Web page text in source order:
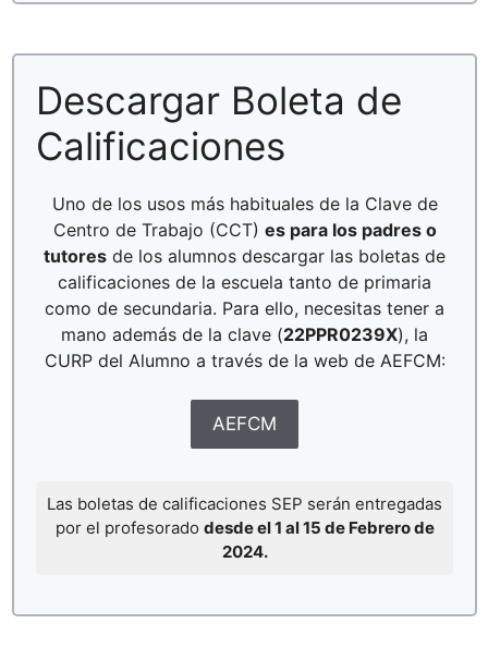
Descargar Boleta de
Calificaciones
Uno de los usos más habituales de la Clave de
Centro de Trabajo (CCT) es para los padres o
tutores de los alumnos descargar las boletas de
calificaciones de la escuela tanto de primaria
como de secundaria. Para ello, necesitas tener a
mano además de la clave (22PPR0239X), la
CURP del Alumno a través de la web de AEFCM:
AEFCM
Las boletas de calificaciones SEP serán entregadas
por el profesorado desde el 1 al 15 de Febrero de
2024.